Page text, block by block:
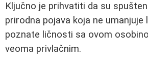
Ključno je prihvatiti da su
prirodna pojava koja ne umanjuje
poznate ličnosti sa ovom
veoma privlačnim.